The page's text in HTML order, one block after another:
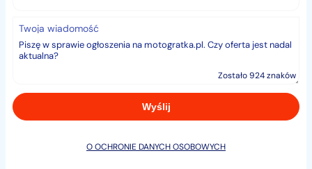
Twoja wiadomość
Zostało 924 znaków
O OCHRONIE DANYCH OSOBOWYCH